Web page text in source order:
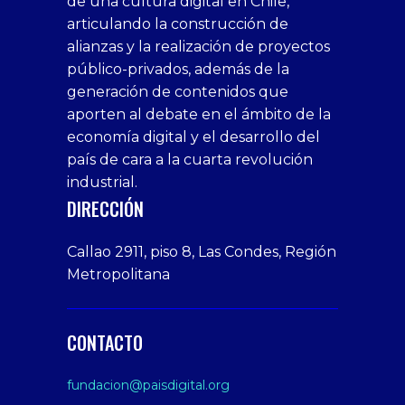
casino
siteleri
bedava
bonus
veren
siteler
1xbet
deneme
bonusu
veren
bonusu
siteler
1win
xslot
sahabet
giriş
1xbet
giriş
tarafbet
giriş
siteler
deneme
bonusu
Deneme
bonusu
veren
siteler
xxx
homemade
porn
on
webcam
Cumshots
Tits
Free
Amateur
Porn
Xxx
Indian
Big
Butt
sex
From
siteler
deneme
bonusu
veren
siteler
articulando la construcción de
alianzas y la realización de proyectos
público-privados, además de la
generación de contenidos que
aporten al debate en el ámbito de la
economía digital y el desarrollo del
país de cara a la cuarta revolución
industrial.
DIRECCIÓN
Callao 2911, piso 8, Las Condes, Región
Metropolitana
CONTACTO
fundacion@paisdigital.org